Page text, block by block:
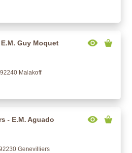
Guy Moquet
Malakoff
- E.M. Aguado
Genevilliers